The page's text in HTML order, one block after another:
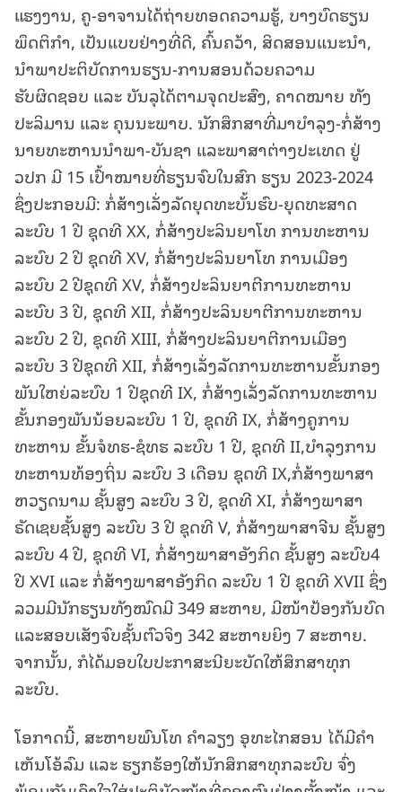
ແຮງງານ, ຄູ-ອາຈານໄດ້ຖ່າຍທອດຄວາມຮູ້, ບາງບົດຮຽນ
ພຶດຕິກຳ, ເປັນແບບຢ່າງທີ່ດີ, ຄົ້ນຄວ້າ, ສິດສອນແນະນຳ,
ນຳພາປະຕິບັດການຮຽນ-ການສອນດ້ວຍຄວາມ
ຮັບຜິດຊອບ ແລະ ບັນລຸໄດ້ຕາມຈຸດປະສົງ, ຄາດໝາຍ ທັງ
ປະລິມານ ແລະ ຄຸນນະພາບ. ນັກສຶກສາທີ່ມາບຳລຸງ-ກໍ່ສ້າງ
ນາຍທະຫານນໍາພາ-ບັນຊາ ແລະພາສາຕ່າງປະເທດ ຢູ່
ວປກ ມີ 15 ເປົ້າໝາຍທີ່ຮຽນຈົບໃນສົກ ຮຽນ 2023-2024
ຊຶ່ງປະກອບມີ: ກໍ່ສ້າງເລັ່ງລັດຍຸດທະບັ້ນຮົບ-ຍຸດທະສາດ
ລະບົບ 1 ປີ ຊຸດທີ XX, ກໍ່ສ້າງປະລິນຍາໂທ ການທະຫານ
ລະບົບ 2 ປີ ຊຸດທີ XV, ກໍ່ສ້າງປະລິນຍາໂທ ການເມືອງ
ລະບົບ 2 ປີຊຸດທີ XV, ກໍ່ສ້າງປະລິນຍາຕີການທະຫານ
ລະບົບ 3 ປີ, ຊຸດທີ XII, ກໍ່ສ້າງປະລິນຍາຕີການທະຫານ
ລະບົບ 2 ປີ, ຊຸດທີ XIII, ກໍ່ສ້າງປະລິນຍາຕີການເມືອງ
ລະບົບ 3 ປີຊຸດທີ XII, ກໍ່ສ້າງເລັ່ງລັດການທະຫານຂັ້ນກອງ
ພັນໃຫຍ່ລະບົບ 1 ປີຊຸດທີ IX, ກໍ່ສ້າງເລັ່ງລັດການທະຫານ
ຂັ້ນກອງພັນນ້ອຍລະບົບ 1 ປີ, ຊຸດທີ IX, ກໍ່ສ້າງຄູການ
ທະຫານ ຂັ້ນຈໍທຮ-ຊໍທຮ ລະບົບ 1 ປີ, ຊຸດທີ II,ບຳລຸງການ
ທະຫານທ້ອງຖິ່ນ ລະບົບ 3 ເດືອນ ຊຸດທີ IX,ກໍ່ສ້າງພາສາ
ຫວຽດນາມ ຊັ້ນສູງ ລະບົບ 3 ປີ, ຊຸດທີ XI, ກໍ່ສ້າງພາສາ
ຣັດເຊຍຊັ້ນສູງ ລະບົບ 3 ປີ ຊຸດທີ V, ກໍ່ສ້າງພາສາຈີນ ຊັ້ນສູງ
ລະບົບ 4 ປີ, ຊຸດທີ VI, ກໍ່ສ້າງພາສາອັງກິດ ຊັ້ນສູງ ລະບົບ4
ປີ XVI ແລະ ກໍ່ສ້າງພາສາອັງກິດ ລະບົບ 1 ປີ ຊຸດທີ XVII ຊຶ່ງ
ລວມມີນັກຮຽນທັງໝົດມີ 349 ສະຫາຍ, ມີໜ້າປ້ອງກັນບົດ
ແລະສອບເສັງຈົບຊັ້ນຕົວຈິງ 342 ສະຫາຍຍິງ 7 ສະຫາຍ.
ຈາກນັ້ນ, ກໍໄດ້ມອບໃບປະກາສະນີຍະບັດໃຫ້ສຶກສາທຸກ
ລະບົບ.
ໂອກາດນີ້, ສະຫາຍພົນໂທ ຄຳລຽງ ອຸທະໄກສອນ ໄດ້ມີຄຳ
ເຫັນໂອ້ລົມ ແລະ ຮຽກຮ້ອງໃຫ້ນັກສຶກສາທຸກລະບົບ ຈົ່ງ